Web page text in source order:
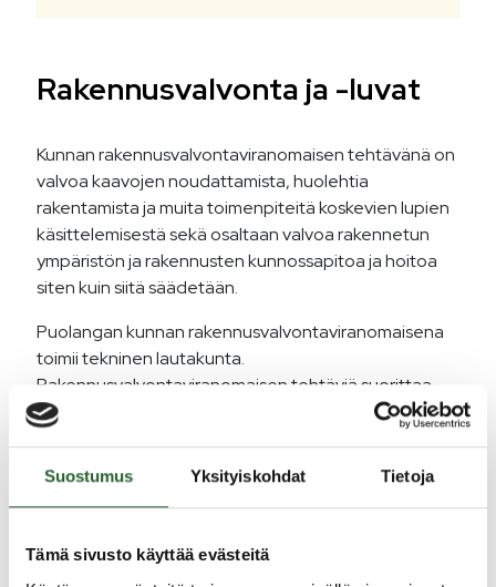
Suostumus Yksityiskohdat Tietoja
Tämä sivusto käyttää evästeitä
Rakennusvalvonta ja -luvat
Kunnan rakennusvalvontaviranomaisen tehtävänä on
valvoa kaavojen noudattamista, huolehtia
rakentamista ja muita toimenpiteitä koskevien lupien
käsittelemisestä sekä osaltaan valvoa rakennetun
ympäristön ja rakennusten kunnossapitoa ja hoitoa
siten kuin siitä säädetään.
Puolangan kunnan rakennusvalvontaviranomaisena
toimii tekninen lautakunta.
Rakennusvalvontaviranomaisen tehtäviä suorittaa
rakennustarkastaja.
myöntäminen ja valvonta, ohjeistus ja opastus.
Kaikissa rakentamiseen liittyvissä asioissa voitte
neuvonta on maksutonta.